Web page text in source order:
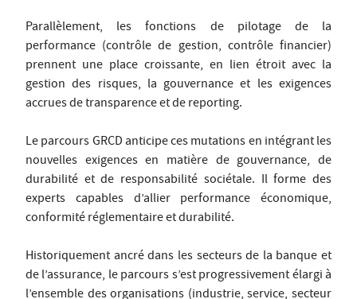
Parallèlement, les fonctions de pilotage de la
performance (contrôle de gestion, contrôle financier)
prennent une place croissante, en lien étroit avec la
gestion des risques, la gouvernance et les exigences
accrues de transparence et de reporting.
Le parcours GRCD anticipe ces mutations en intégrant les
nouvelles exigences en matière de gouvernance, de
durabilité et de responsabilité sociétale. Il forme des
experts capables d’allier performance économique,
conformité réglementaire et durabilité.
Historiquement ancré dans les secteurs de la banque et
de l’assurance, le parcours s’est progressivement élargi à
l’ensemble des organisations (industrie, service, secteur